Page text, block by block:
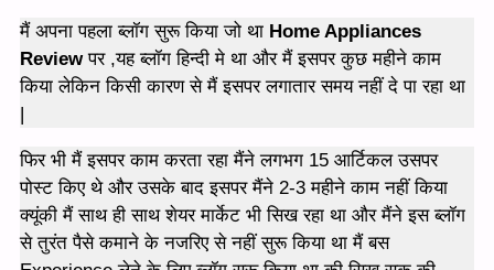
मैं अपना पहला ब्लॉग सुरू किया जो था Home Appliances
Reviewपर ,यह ब्लॉग हिन्दी मे था और मैं इसपर कुछ महीने काम
किया लेकिन किसी कारण से मैं इसपर लगातार समय नहीं दे पा रहा था
फिर भी मैं इसपर काम करता रहा मैंने लगभग 15 आर्टिकल उसपर
पोस्ट किए थे और उसके बाद इसपर मैंने 2-3 महीने काम नहीं किया
क्यूंकी मैं साथ ही साथ शेयर मार्केट भी सिख रहा था और मैंने इस ब्लॉग
से तुरंत पैसे कमाने के नजरिए से नहीं सुरू किया था मैं बस